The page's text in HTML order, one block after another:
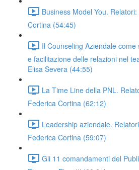
Business Model You.
Cortina (54:45)
Il Counseling Aziendale
e facilitazione delle relazioni nel
Elisa Severa (44:55)
La Time Line della PNL.
Federica Cortina (62:12)
Leadership aziendale.
Federica Cortina (59:07)
Gli 11 comandamenti del